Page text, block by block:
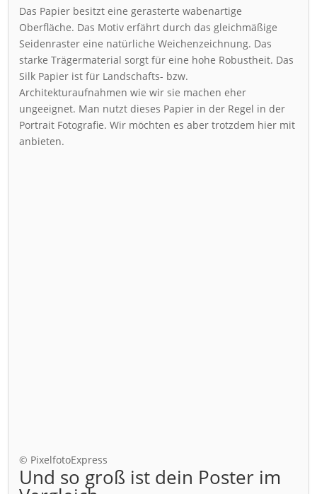
Das Papier besitzt eine gerasterte wabenartige
Oberfläche. Das Motiv erfährt durch das gleichmäßige
Seidenraster eine natürliche Weichenzeichnung. Das
starke Trägermaterial sorgt für eine hohe Robustheit. Das
Silk Papier ist für Landschafts- bzw.
Architekturaufnahmen wie wir sie machen eher
ungeeignet. Man nutzt dieses Papier in der Regel in der
Portrait Fotografie. Wir möchten es aber trotzdem hier mit
anbieten.
© PixelfotoExpress
Und so groß ist dein Poster im